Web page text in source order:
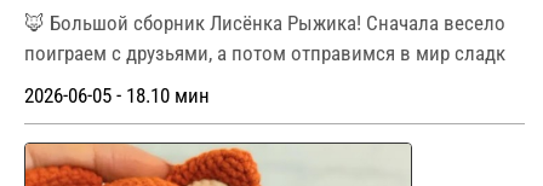
🦊 Большой сборник Лисёнка Рыжика! Сначала весело
поиграем с друзьями, а потом отправимся в мир сладк
2026-06-05 - 18.10 мин